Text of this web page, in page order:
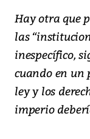
Hay otra que
las
inespecífico,
cuando en un
ley y los
imperio